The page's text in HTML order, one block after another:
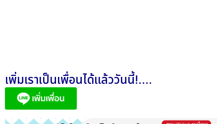
เพิ่มเราเป็นเพื่อนได้แล้ววันนี้!....